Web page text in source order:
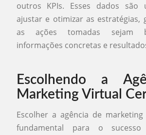
outros KPIs. Esses dados são
ajustar e otimizar as estratégias,
as ações tomadas sejam
informações concretas e
Escolhendo a
Marketing Virtual
Escolher a agência de
fundamental para o